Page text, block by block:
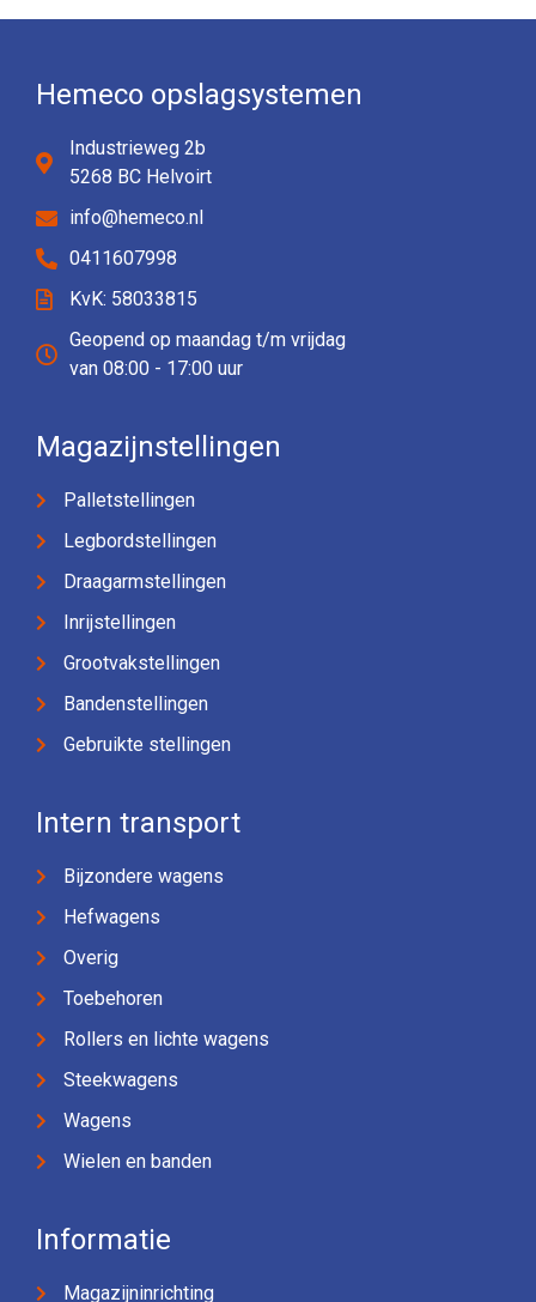
Hemeco opslagsystemen
Industrieweg 2b
5268 BC Helvoirt
info@hemeco.nl
0411607998
KvK: 58033815
Geopend op maandag t/m vrijdag
van 08:00 - 17:00 uur
Magazijnstellingen
Palletstellingen
Legbordstellingen
Draagarmstellingen
Inrijstellingen
Grootvakstellingen
Bandenstellingen
Gebruikte stellingen
Intern transport
Bijzondere wagens
Hefwagens
Overig
Toebehoren
Rollers en lichte wagens
Steekwagens
Wagens
Wielen en banden
Informatie
Magazijninrichting